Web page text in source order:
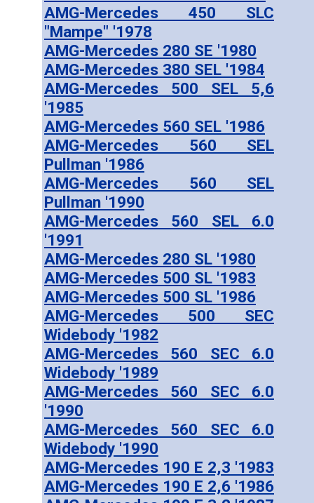
AMG-Mercedes 450 SLC
"Mampe" '1978
AMG-Mercedes 280 SE '1980
AMG-Mercedes 380 SEL '1984
AMG-Mercedes 500 SEL 5,6
'1985
AMG-Mercedes 560 SEL '1986
AMG-Mercedes 560 SEL
Pullman '1986
AMG-Mercedes 560 SEL
Pullman '1990
AMG-Mercedes 560 SEL 6.0
'1991
AMG-Mercedes 280 SL '1980
AMG-Mercedes 500 SL '1983
AMG-Mercedes 500 SL '1986
AMG-Mercedes 500 SEC
Widebody '1982
AMG-Mercedes 560 SEC 6.0
Widebody '1989
AMG-Mercedes 560 SEC 6.0
'1990
AMG-Mercedes 560 SEC 6.0
Widebody '1990
AMG-Mercedes 190 E 2,3 '1983
AMG-Mercedes 190 E 2,6 '1986